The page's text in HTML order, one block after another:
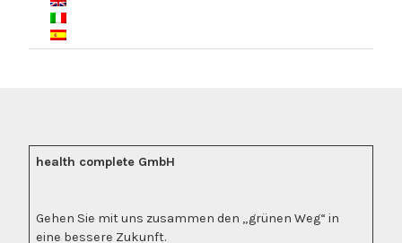
health complete GmbH
Gehen Sie mit uns zusammen den „grünen Weg“ in
eine bessere Zukunft.